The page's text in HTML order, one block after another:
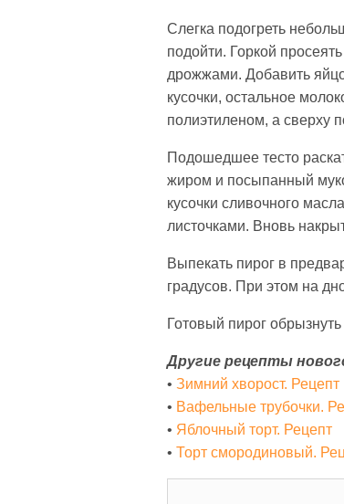
Слегка подогреть
подойти. Горкой
дрожжами. Добавить
кусочки, остальное
полиэтиленом, а сверху
Подошедшее тесто
жиром и посыпанный
кусочки сливочного
листочками. Вновь
Выпекать пирог в
градусов. При этом на
Готовый пирог
Другие рецепты
• Зимний хворост. Рецепт
• Вафельные трубочки.
• Яблочный торт. Рецепт
• Торт смородиновый.